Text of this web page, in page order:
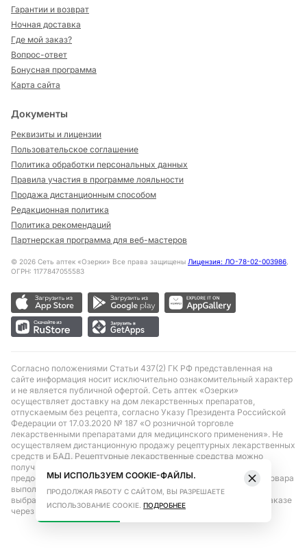
Гарантии и возврат
Ночная доставка
Где мой заказ?
Вопрос-ответ
Бонусная программа
Карта сайта
Документы
Реквизиты и лицензии
Пользовательское соглашение
Политика обработки персональных данных
Правила участия в программе лояльности
Продажа дистанционным способом
Редакционная политика
Политика рекомендаций
Партнерская программа для веб-мастеров
© 2026 Сеть аптек «Озерки» Все права защищены Лицензия: ЛО-78-02-003986,
ОГРН: 1177847055583
Согласно положениями Статьи 437(2) ГК РФ представленная на
сайте информация носит исключительно ознакомительный характер
и не является публичной офертой. Сеть аптек «Озерки»
осуществляет доставку на дом лекарственных препаратов,
отпускаемым без рецепта, согласно Указу Президента Российской
Федерации от 17.03.2020 № 187 «О розничной торговле
лекарственными препаратами для медицинского применения». Не
осуществляем дистанционную продажу рецептурных лекарственных
средств и БАД. Рецептурные лекарственные средства можно
получить только при помощи самовывоза в аптеке при
предоставлении рецепта, выписанного врачом. Бронирование товара
выполняется при условиях последующего выкупа заказа в
выбранном аптечном пункте. Цена действительна только при заказе
через сайт.
МЫ ИСПОЛЬЗУЕМ COOKIE-ФАЙЛЫ.
ПРОДОЛЖАЯ РАБОТУ С САЙТОМ, ВЫ РАЗРЕШАЕТЕ
ИСПОЛЬЗОВАНИЕ COOKIE. ПОДРОБНЕЕ